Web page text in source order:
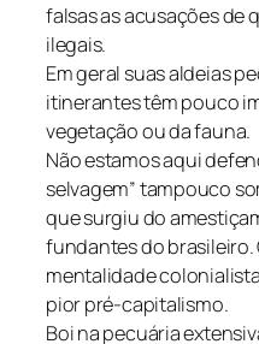
falsas as acusações de
ilegais.
Em geral suas aldeias
itinerantes têm pouco
vegetação ou da fauna.
Não estamos aqui
selvagem” tampouco
que surgiu do
fundantes do
mentalidade
pior pré-capitalismo.
Boi na pecuária